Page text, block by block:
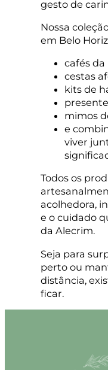
gesto de
Nossa
em Belo
cafés da
cestas
kits de
mimos
e
viver
Todos os
acolhedora,
e o cuidado
da Alecrim.
Seja para
perto ou
distância,
ficar.